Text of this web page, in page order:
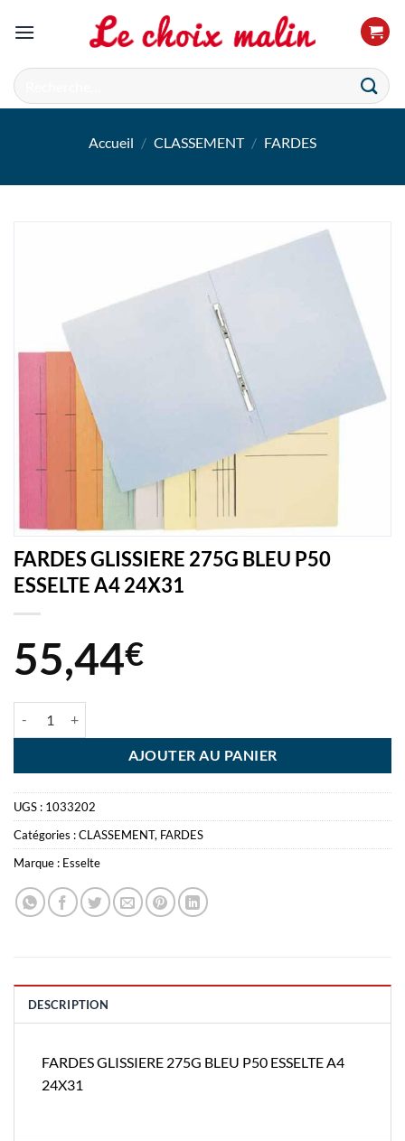
Recherche
pour :
Accueil / CLASSEMENT / FARDES
FARDES GLISSIERE 275G BLEU P50
ESSELTE A4 24X31
55,44€
AJOUTER AU PANIER
UGS : 1033202
Catégories :CLASSEMENT, FARDES
Marque : Esselte
DESCRIPTION
FARDES GLISSIERE 275G BLEU P50 ESSELTE A4
24X31